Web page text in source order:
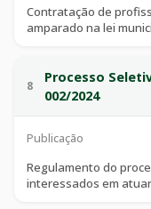
Contratação de
amparado na lei
funcionamento dos
municipal de
assistência social –
sociais/programa
proteção da
8
Processo
002/2024
Publicação
Regulamento do
interessados em